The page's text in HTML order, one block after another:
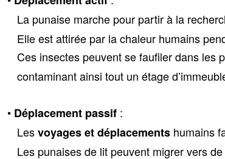
La punaise marche pour partir à la
Elle est attirée par la chaleur humains
Ces insectes peuvent se faufiler dans les
contaminant ainsi tout un étage
Déplacement passif :
Lesvoyages et déplacements humains
Les punaises de lit peuvent migrer vers de